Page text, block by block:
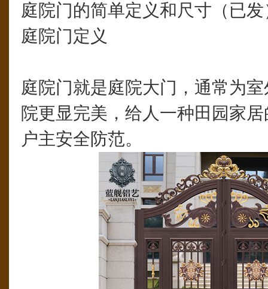
庭院门的简单定义和尺寸（已发
庭院门定义
庭院门就是庭院大门，通常为
院更显完美，给人一种田园家
户主安全防范。